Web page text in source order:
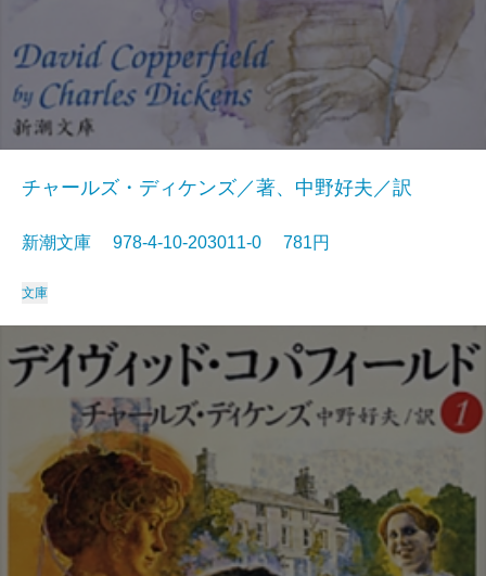
チャールズ・ディケンズ／著、中野好夫／訳
新潮文庫 978-4-10-203011-0 781円
文庫